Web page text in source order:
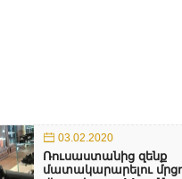
03.02.2020
Ռուսաստանից զենք
մատակարարելու